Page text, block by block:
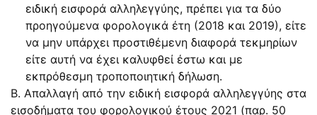
ειδική εισφορά αλληλεγγύης, πρέπει για τα δύο
προηγούμενα φορολογικά έτη (2018 και 2019), είτε
να μην υπάρχει προστιθέμενη διαφορά τεκμηρίων
είτε αυτή να έχει καλυφθεί έστω και με
εκπρόθεσμη τροποποιητική δήλωση.
Β. Απαλλαγή από την ειδική εισφορά αλληλεγγύης στα
εισοδήματα του φορολογικού έτους 2021 (παρ. 50